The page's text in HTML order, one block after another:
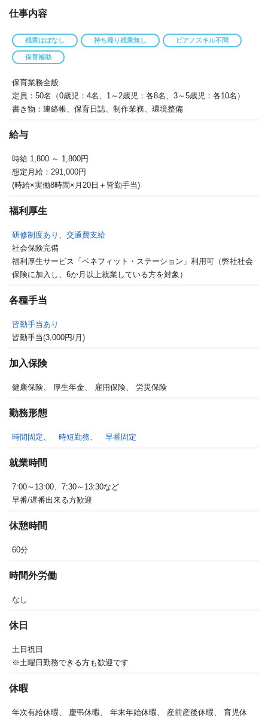
仕事内容
残業ほぼなし 持ち帰り残業無し ピアノスキル不問
保育補助
保育業務全般
定員：50名（0歳児：4名、1～2歳児：各8名、3～5歳児：各10名）
書き物：連絡帳、保育日誌、制作業務、環境整備
給与
時給 1,800 ～ 1,800円
想定月給：291,000円
(時給×実働8時間×月20日＋皆勤手当)
福利厚生
研修制度あり 、 交通費支給
社会保険完備
福利厚生サービス「ベネフィット・ステーション」利用可（弊社社会
保険に加入し、6か月以上就業している方を対象）
各種手当
皆勤手当あり
皆勤手当(3,000円/月)
加入保険
健康保険、 厚生年金、 雇用保険、 労災保険
勤務形態
時間固定、 時短勤務、 早番固定
就業時間
7:00～13:00、7:30～13:30など
早番/遅番出来る方歓迎
休憩時間
60分
時間外労働
なし
休日
土日祝日
※土曜日勤務できる方も歓迎です
休暇
年次有給休暇、 慶弔休暇、 年末年始休暇、 産前産後休暇、 育児休